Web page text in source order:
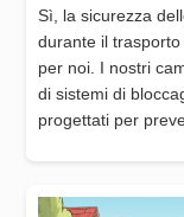
Sì, la sicurezza
durante il
per noi. I nostri
di sistemi di
progettati per